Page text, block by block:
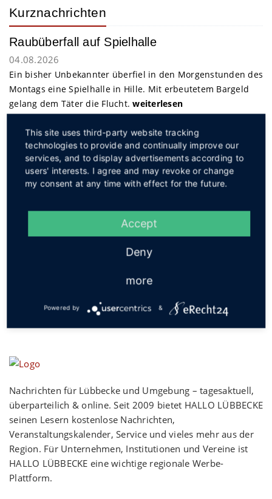
Kurznachrichten
Raubüberfall auf Spielhalle
04.08.2026
Ein bisher Unbekannter überfiel in den Morgenstunden des
Montags eine Spielhalle in Hille. Mit erbeutetem Bargeld
gelang dem Täter die Flucht.weiterlesen
Service
Social
Nachrichten für Lübbecke und Umgebung – tagesaktuell,
überparteilich & online. Seit 2009 bietet HALLO LÜBBECKE
seinen Lesern kostenlose Nachrichten,
Veranstaltungskalender, Service und vieles mehr aus der
Region. Für Unternehmen, Institutionen und Vereine ist
HALLO LÜBBECKE eine wichtige regionale Werbe-
Plattform.
This site uses third-party website tracking
technologies to provide and continually improve our
services, and to display advertisements according to
users' interests. I agree and may revoke or change
my consent at any time with effect for the future.
Accept
Deny
more
Powered by &